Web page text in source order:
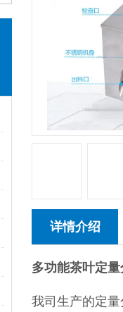
详情介绍
多功能茶叶定
我司生产的定